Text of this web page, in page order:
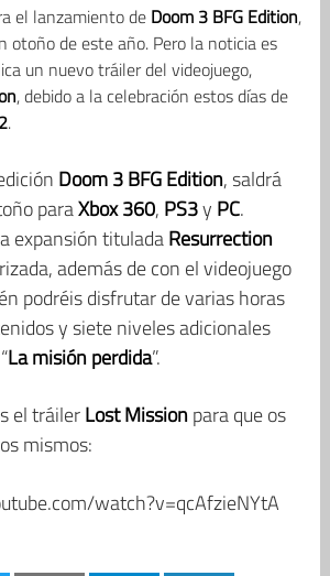
el lanzamiento de Doom 3 BFG Edition,
otoño de este año. Pero la noticia es
un nuevo tráiler del videojuego,
, debido a la celebración estos días de
.
Doom 3 BFG Edition, saldrá
paraXbox 360, PS3y PC.
expansión tituladaResurrection
además de con el videojuego
podréis disfrutar de varias horas
y siete niveles adicionales
La misión perdida”.
el tráilerLost Missionpara que os
mismos:
watch?v=qcAfzieNYtA